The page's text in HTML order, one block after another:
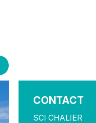
CONTACT
SCI CHALIER